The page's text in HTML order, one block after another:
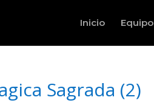
Inicio Equipo
Sagrada (2)